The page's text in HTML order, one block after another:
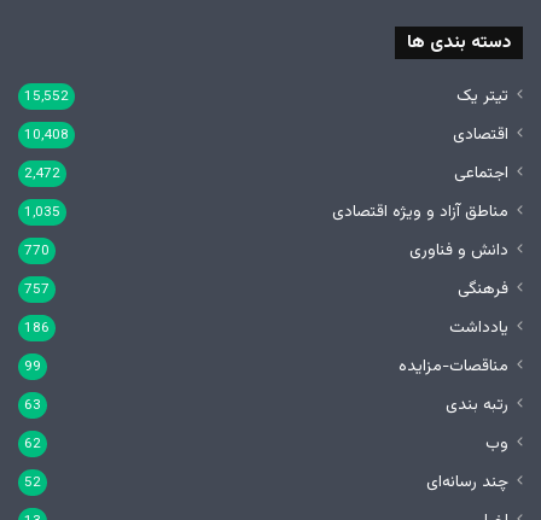
دسته بندی ها
تیتر یک 15,552
اقتصادی 10,408
اجتماعی 2,472
مناطق آزاد و ویژه اقتصادی 1,035
دانش و فناوری 770
فرهنگی 757
یادداشت 186
مناقصات-مزایده 99
رتبه بندی 63
وب 62
چند رسانه‌ای 52